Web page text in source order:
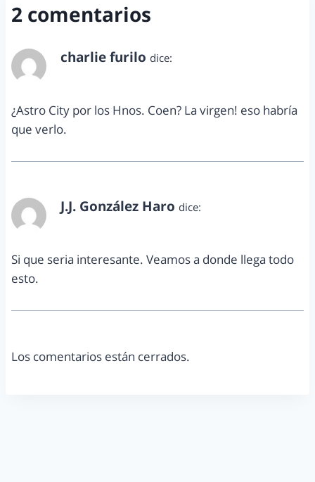
2 comentarios
charlie furilo dice:
¿Astro City por los Hnos. Coen? La virgen! eso habría
que verlo.
J.J. González Haro dice:
Si que seria interesante. Veamos a donde llega todo
esto.
Los comentarios están cerrados.